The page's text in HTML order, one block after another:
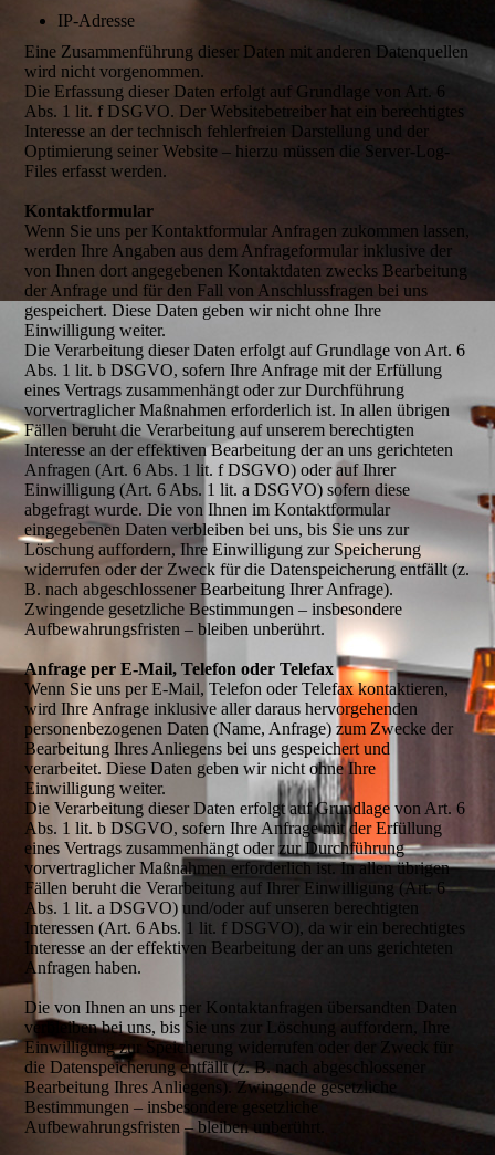
IP-Adresse
Eine Zusammenführung dieser Daten mit anderen Datenquellen
wird nicht vorgenommen.
Die Erfassung dieser Daten erfolgt auf Grundlage von Art. 6
Abs. 1 lit. f DSGVO. Der Websitebetreiber hat ein berechtigtes
Interesse an der technisch fehlerfreien Darstellung und der
Optimierung seiner Website – hierzu müssen die Server-Log-
Files erfasst werden.
Kontaktformular
Wenn Sie uns per Kontaktformular Anfragen zukommen lassen,
werden Ihre Angaben aus dem Anfrageformular inklusive der
von Ihnen dort angegebenen Kontaktdaten zwecks Bearbeitung
der Anfrage und für den Fall von Anschlussfragen bei uns
gespeichert. Diese Daten geben wir nicht ohne Ihre
Einwilligung weiter.
Die Verarbeitung dieser Daten erfolgt auf Grundlage von Art. 6
Abs. 1 lit. b DSGVO, sofern Ihre Anfrage mit der Erfüllung
eines Vertrags zusammenhängt oder zur Durchführung
vorvertraglicher Maßnahmen erforderlich ist. In allen übrigen
Fällen beruht die Verarbeitung auf unserem berechtigten
Interesse an der effektiven Bearbeitung der an uns gerichteten
Anfragen (Art. 6 Abs. 1 lit. f DSGVO) oder auf Ihrer
Einwilligung (Art. 6 Abs. 1 lit. a DSGVO) sofern diese
abgefragt wurde. Die von Ihnen im Kontaktformular
eingegebenen Daten verbleiben bei uns, bis Sie uns zur
Löschung auffordern, Ihre Einwilligung zur Speicherung
widerrufen oder der Zweck für die Datenspeicherung entfällt (z.
B. nach abgeschlossener Bearbeitung Ihrer Anfrage).
Zwingende gesetzliche Bestimmungen – insbesondere
Aufbewahrungsfristen – bleiben unberührt.
Anfrage per E-Mail, Telefon oder Telefax
Wenn Sie uns per E-Mail, Telefon oder Telefax kontaktieren,
wird Ihre Anfrage inklusive aller daraus hervorgehenden
personenbezogenen Daten (Name, Anfrage) zum Zwecke der
Bearbeitung Ihres Anliegens bei uns gespeichert und
verarbeitet. Diese Daten geben wir nicht ohne Ihre
Einwilligung weiter.
Die Verarbeitung dieser Daten erfolgt auf Grundlage von Art. 6
Abs. 1 lit. b DSGVO, sofern Ihre Anfrage mit der Erfüllung
eines Vertrags zusammenhängt oder zur Durchführung
vorvertraglicher Maßnahmen erforderlich ist. In allen übrigen
Fällen beruht die Verarbeitung auf Ihrer Einwilligung (Art. 6
Abs. 1 lit. a DSGVO) und/oder auf unseren berechtigten
Interessen (Art. 6 Abs. 1 lit. f DSGVO), da wir ein berechtigtes
Interesse an der effektiven Bearbeitung der an uns gerichteten
Anfragen haben.
Die von Ihnen an uns per Kontaktanfragen übersandten Daten
verbleiben bei uns, bis Sie uns zur Löschung auffordern, Ihre
Einwilligung zur Speicherung widerrufen oder der Zweck für
die Datenspeicherung entfällt (z. B. nach abgeschlossener
Bearbeitung Ihres Anliegens). Zwingende gesetzliche
Bestimmungen – insbesondere gesetzliche
Aufbewahrungsfristen – bleiben unberührt.